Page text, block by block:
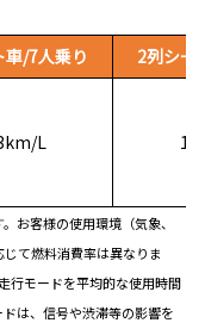
/7人乗り
2列シー
L
お客様の使用環境（気象、
て燃料消費率は異なりま
行モードを平均的な使用時間
は、信号や渋滞等の影響を